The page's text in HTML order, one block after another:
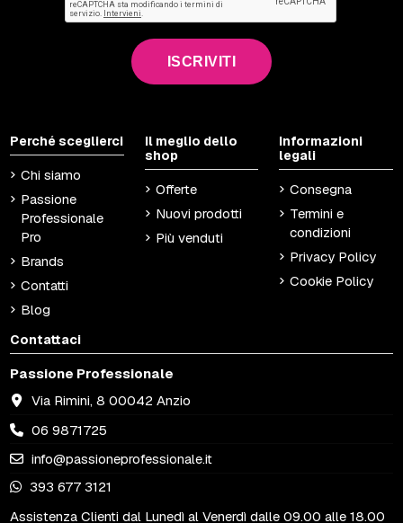
ISCRIVITI
Perché sceglierci
Chi siamo
Passione
Professionale
Pro
Brands
Contatti
Blog
Il meglio dello
shop
Offerte
Nuovi prodotti
Più venduti
Informazioni
legali
Consegna
Termini e
condizioni
Privacy Policy
Cookie Policy
Contattaci
Passione Professionale
Via Rimini, 8 00042 Anzio
06 9871725
info@passioneprofessionale.it
393 677 3121
Assistenza Clienti dal Lunedì al Venerdì dalle 09.00 alle 18.00